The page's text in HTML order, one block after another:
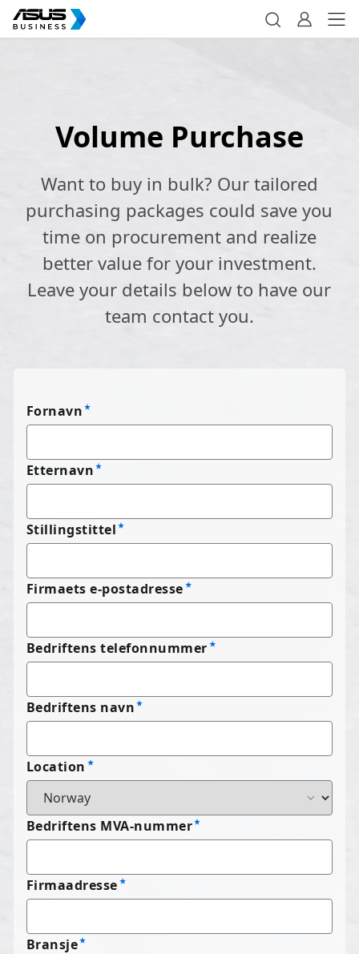
Volume Purchase
Want to buy in bulk? Our tailored
purchasing packages could save you
time on procurement and realize
better value for your investment.
Leave your details below to have our
team contact you.
Fornavn
Etternavn
Stillingstittel
Firmaets e-postadresse
Bedriftens telefonnummer
Bedriftens navn
Location
Bedriftens MVA-nummer
Firmaadresse
Bransje